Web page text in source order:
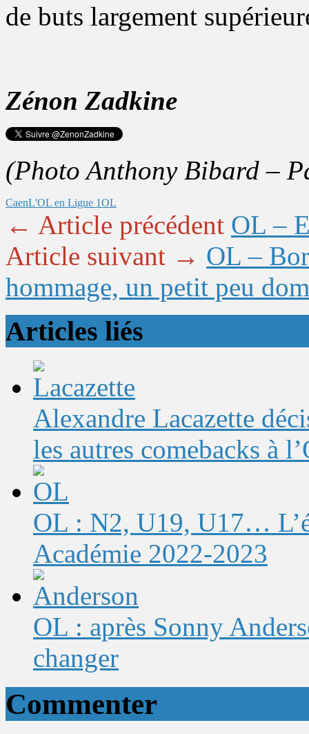
de buts largement
Zénon Zadkine
(Photo Anthony Bibard –
CaenL'OL en Ligue 1OL
← Article précédent OL –
Article suivant → OL –
hommage, un petit peu
Articles liés
Alexandre Lacazette
les autres comebacks à
OL : N2, U19, U17…
Académie 2022-2023
OL : après Sonny
changer
Commenter